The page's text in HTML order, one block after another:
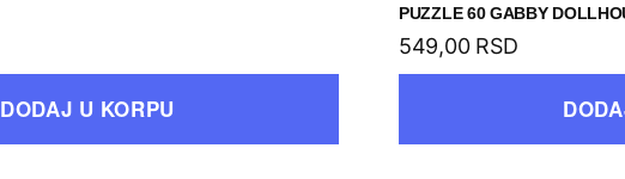
DODAJ U KORPU
PUZZLE 60 GABBY
549,00 RSD